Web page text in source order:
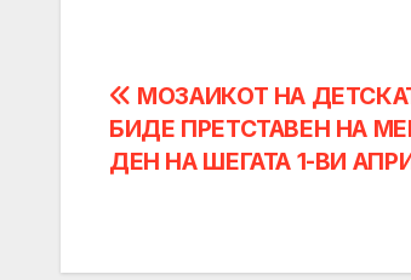
Post
navigation
МОЗАИКОТ НА
БИДЕ ПРЕТСТАВЕН НА
ДЕН НА ШЕГАТА 1-ВИ